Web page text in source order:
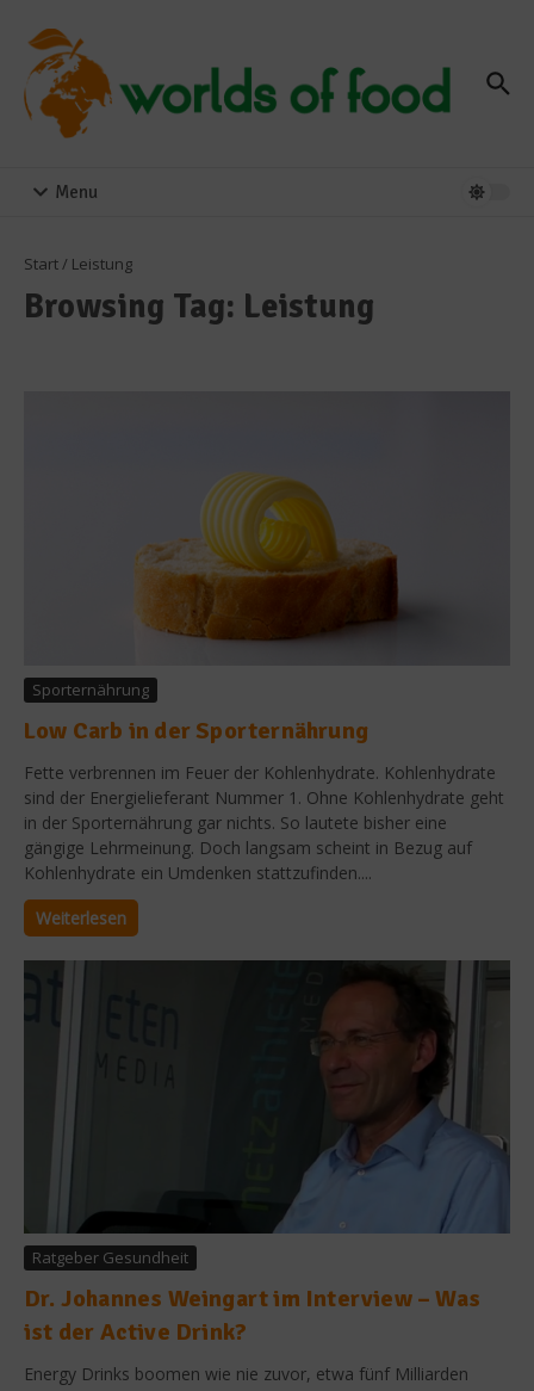
Menu
Start/ Leistung
Browsing Tag: Leistung
Sporternährung
Low Carb in der Sporternährung
Fette verbrennen im Feuer der Kohlenhydrate. Kohlenhydrate
sind der Energielieferant Nummer 1. Ohne Kohlenhydrate geht
in der Sporternährung gar nichts. So lautete bisher eine
gängige Lehrmeinung. Doch langsam scheint in Bezug auf
Kohlenhydrate ein Umdenken stattzufinden....
Weiterlesen
Ratgeber Gesundheit
Dr. Johannes Weingart im Interview – Was
ist der Active Drink?
Energy Drinks boomen wie nie zuvor, etwa fünf Milliarden